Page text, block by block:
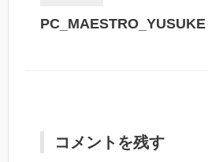
PC_MAESTRO_YUSUKE
コメントを残す